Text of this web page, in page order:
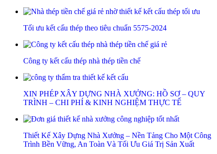
Tối ưu kết cấu thép theo tiêu chuẩn 5575-2024
Công ty kết cấu thép nhà thép tiền chế
XIN PHÉP XÂY DỰNG NHÀ XƯỞNG: HỒ SƠ – QUY
TRÌNH – CHI PHÍ & KINH NGHIỆM THỰC TẾ
Thiết Kế Xây Dựng Nhà Xưởng – Nền Tảng Cho Một Công
Trình Bền Vững, An Toàn Và Tối Ưu Giá Trị Sản Xuất